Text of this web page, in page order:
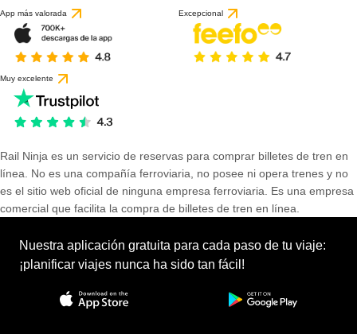
App más valorada Excepcional
Muy excelente
Rail Ninja es un servicio de reservas para comprar billetes de tren en
línea. No es una compañía ferroviaria, no posee ni opera trenes y no
es el sitio web oficial de ninguna empresa ferroviaria. Es una empresa
comercial que facilita la compra de billetes de tren en línea.
Nuestra aplicación gratuita para cada paso de tu viaje:
¡planificar viajes nunca ha sido tan fácil!